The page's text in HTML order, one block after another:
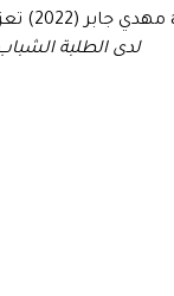
لدى الطلبة